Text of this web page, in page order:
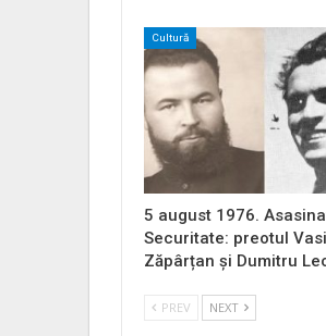
Cultură
5 august 1976.
Securitate: preotul
Zăpârțan și Dumitru
PREV NEXT